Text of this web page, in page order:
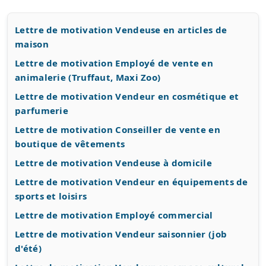
Lettre de motivation Vendeuse en articles de
maison
Lettre de motivation Employé de vente en
animalerie (Truffaut, Maxi Zoo)
Lettre de motivation Vendeur en cosmétique et
parfumerie
Lettre de motivation Conseiller de vente en
boutique de vêtements
Lettre de motivation Vendeuse à domicile
Lettre de motivation Vendeur en équipements de
sports et loisirs
Lettre de motivation Employé commercial
Lettre de motivation Vendeur saisonnier (job
d'été)